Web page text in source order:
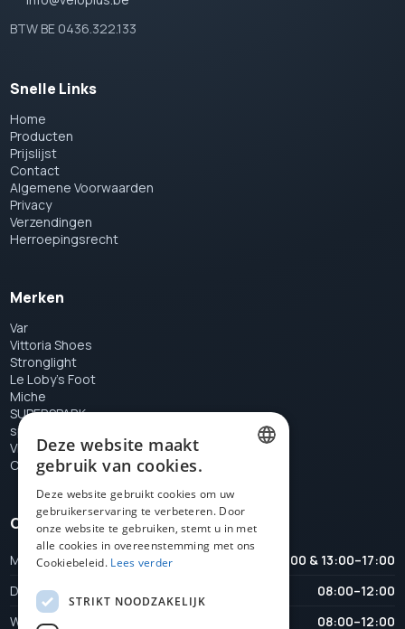
BTW BE 0436.322.133
Snelle Links
Home
Producten
Prijslijst
Contact
Algemene Voorwaarden
Privacy
Verzendingen
Herroepingsrecht
Merken
Var
Vittoria Shoes
Stronglight
Le Loby's Foot
Miche
SUPERSPARK
special tools
VELOX
Campagnolo
Openingstijden
Maandag
08:00–12:00 & 13:00–17:00
Dinsdag
08:00–12:00
Woensdag
08:00–12:00
FRENCH
ENGLISH
Deze website maakt
gebruik van cookies.
Deze website gebruikt cookies om uw
gebruikerservaring te verbeteren. Door
onze website te gebruiken, stemt u in met
alle cookies in overeenstemming met ons
Cookiebeleid. Lees verder
STRIKT NOODZAKELIJK